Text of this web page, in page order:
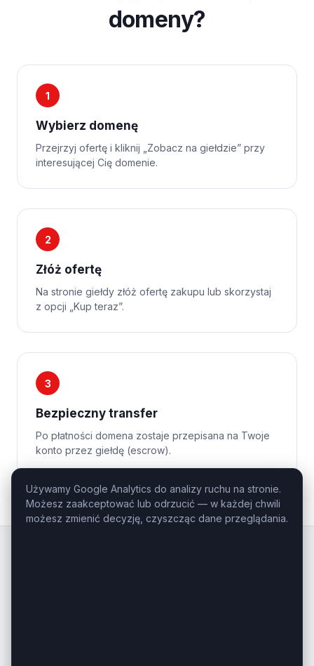
domeny?
1
Wybierz domenę
Przejrzyj ofertę i kliknij „Zobacz na giełdzie” przy
interesującej Cię domenie.
2
Złóż ofertę
Na stronie giełdy złóż ofertę zakupu lub skorzystaj
z opcji „Kup teraz”.
3
Bezpieczny transfer
Po płatności domena zostaje przepisana na Twoje
konto przez giełdę (escrow).
Używamy Google Analytics do analizy ruchu na stronie.
Możesz zaakceptować lub odrzucić — w każdej chwili
możesz zmienić decyzję, czyszcząc dane przeglądania.